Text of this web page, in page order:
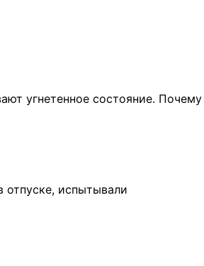
угнетенное состояние. Почему
испытывали